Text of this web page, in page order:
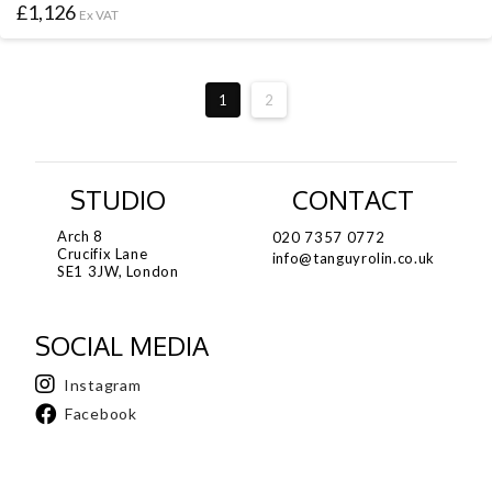
£1,126 Ex VAT
1 2
STUDIO
Arch 8
Crucifix Lane
SE1 3JW, London
CONTACT
020 7357 0772
info@tanguyrolin.co.uk
SOCIAL MEDIA
Instagram
Facebook